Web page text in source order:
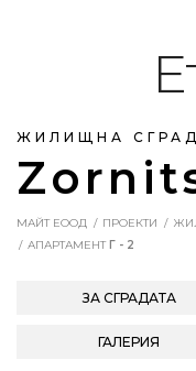
ЖИЛИЩНА
МАЙТ ЕООД ПРОЕКТИ
АПАРТАМЕНТГ - 2
ЗА СГРАДАТА
ГАЛЕРИЯ